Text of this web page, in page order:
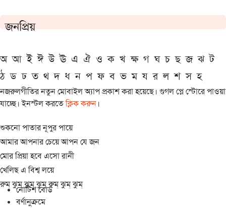
জনপ্রিয়
অ আ ই ঈ উ ঊ এ ঐ ও ক খ ক্ষ গ ঘ চ ছ জ ঝ ট
ঠ ড ঢ ত থ দ ধ ন প ফ ব ভ ম য র ল শ স হ
নজরুলগীতির নতুন মোবাইল অ্যাপ প্রকাশ করা হয়েছে। গুগল প্লে স্টোরে পাওয়া
যাচ্ছে। ইনস্টল করতেক্লিক করুন।
শুকনো পাতার নূপুর পায়ে
আমার আপনার চেয়ে আপন যে জন
মোর প্রিয়া হবে এসো রানী
খেলিছ এ বিশ্ব লয়ে
রুম্ ঝুম্ ঝুম্ ঝুম্ রুম্ ঝুম্ ঝুম্
নোটিশ বোর্ড
বর্ণানুক্রমে